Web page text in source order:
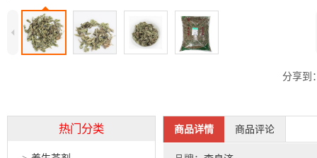
4
分享到
热门分类 商品详情 商品评论